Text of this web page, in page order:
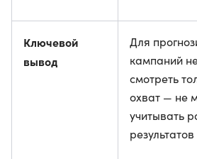
Ключевой
вывод
Для
кампаний
смотреть
охват — не
учитывать